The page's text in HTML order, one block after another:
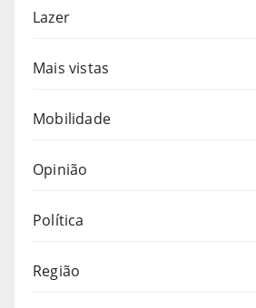
Lazer
Mais vistas
Mobilidade
Opinião
Política
Região